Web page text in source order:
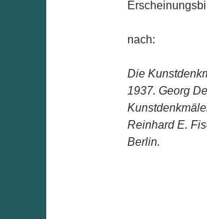
nach:
Die
1937. Georg
Reinhard E.
Berlin.